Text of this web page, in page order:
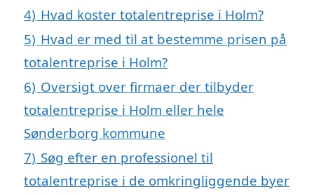
4) Hvad koster totalentreprise i Holm?
5) Hvad er med til at bestemme prisen på
totalentreprise i Holm?
6) Oversigt over firmaer der tilbyder
totalentreprise i Holm eller hele
Sønderborg kommune
7) Søg efter en professionel til
totalentreprise i de omkringliggende byer